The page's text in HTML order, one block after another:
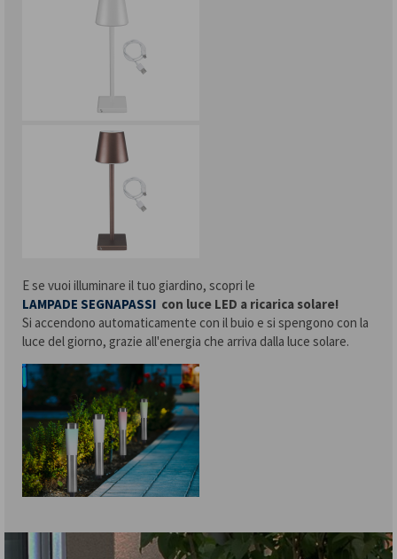
E se vuoi illuminare il tuo giardino, scopri le
LAMPADE SEGNAPASSI con luce LED a ricarica solare!
Si accendono automaticamente con il buio e si spengono con la
luce del giorno, grazie all'energia che arriva dalla luce solare.